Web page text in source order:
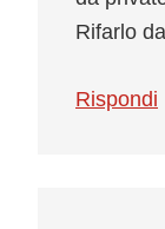
Rifarlo
Rispondi